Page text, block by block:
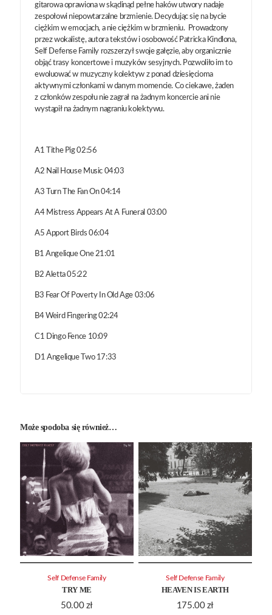
gitarowa oprawiona w skądinąd pełne haków utwory nadaje
zespołowi niepowtarzalne brzmienie. Decydując się na bycie
ciężkim w emocjach, a nie ciężkim w brzmieniu. Prowadzony
przez wokalistę, autora tekstów i osobowość Patricka Kindlona,
Self Defense Family rozszerzył swoje gałęzie, aby organicznie
objąć trasy koncertowe i muzyków sesyjnych. Pozwoliło im to
ewoluować w muzyczny kolektyw z ponad dziesięcioma
aktywnymi członkami w danym momencie. Co ciekawe, żaden
z członków zespołu nie zagrał na żadnym koncercie ani nie
wystąpił na żadnym nagraniu kolektywu.
A1 Tithe Pig 02:56
A2 Nail House Music 04:03
A3 Turn The Fan On 04:14
A4 Mistress Appears At A Funeral 03:00
A5 Apport Birds 06:04
B1 Angelique One 21:01
B2 Aletta 05:22
B3 Fear Of Poverty In Old Age 03:06
B4 Weird Fingering 02:24
C1 Dingo Fence 10:09
D1 Angelique Two 17:33
Może spodoba się również…
TRY ME
50.00 zł
Self Defense Family
HEAVEN IS EARTH
175.00 zł
Self Defense Family